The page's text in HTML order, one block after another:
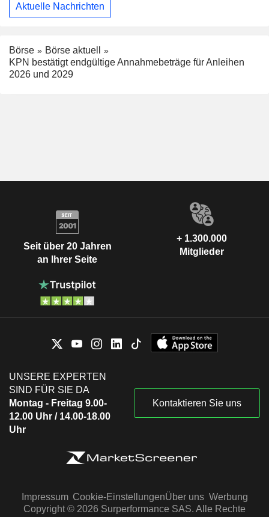
Aktuelle Nachrichten
Börse
Börse aktuell
KPN bestätigt endgültige Annahmebeträge für Anleihen
2026 und 2029
Seit über 20 Jahren
an Ihrer Seite
+ 1.300.000
Mitglieder
UNSERE EXPERTEN
SIND FÜR SIE DA
Montag - Freitag 9.00-
12.00 Uhr / 14.00-18.00
Uhr
Kontaktieren Sie uns
Impressum Cookie-EinstellungenÜber uns Werbung
Copyright © 2026 Surperformance SAS. Alle Rechte